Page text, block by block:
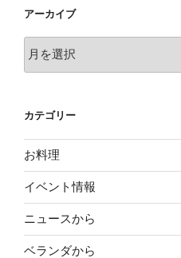
アーカイブ
ー
ブ
カテゴリー
お料理
イベント情報
ニュースから
ベランダから